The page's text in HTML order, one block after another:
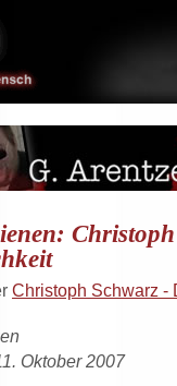
Christoph Schwarz -
Oktober 2007